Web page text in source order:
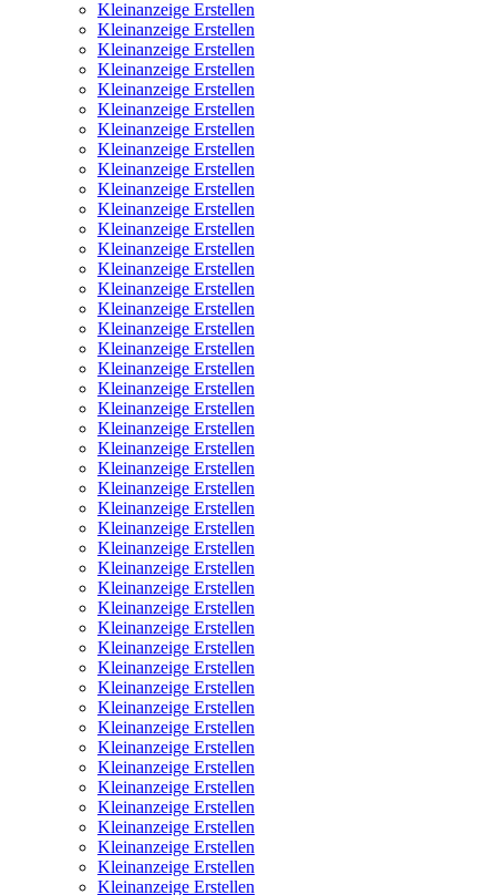
Kleinanzeige Erstellen
Kleinanzeige Erstellen
Kleinanzeige Erstellen
Kleinanzeige Erstellen
Kleinanzeige Erstellen
Kleinanzeige Erstellen
Kleinanzeige Erstellen
Kleinanzeige Erstellen
Kleinanzeige Erstellen
Kleinanzeige Erstellen
Kleinanzeige Erstellen
Kleinanzeige Erstellen
Kleinanzeige Erstellen
Kleinanzeige Erstellen
Kleinanzeige Erstellen
Kleinanzeige Erstellen
Kleinanzeige Erstellen
Kleinanzeige Erstellen
Kleinanzeige Erstellen
Kleinanzeige Erstellen
Kleinanzeige Erstellen
Kleinanzeige Erstellen
Kleinanzeige Erstellen
Kleinanzeige Erstellen
Kleinanzeige Erstellen
Kleinanzeige Erstellen
Kleinanzeige Erstellen
Kleinanzeige Erstellen
Kleinanzeige Erstellen
Kleinanzeige Erstellen
Kleinanzeige Erstellen
Kleinanzeige Erstellen
Kleinanzeige Erstellen
Kleinanzeige Erstellen
Kleinanzeige Erstellen
Kleinanzeige Erstellen
Kleinanzeige Erstellen
Kleinanzeige Erstellen
Kleinanzeige Erstellen
Kleinanzeige Erstellen
Kleinanzeige Erstellen
Kleinanzeige Erstellen
Kleinanzeige Erstellen
Kleinanzeige Erstellen
Kleinanzeige Erstellen